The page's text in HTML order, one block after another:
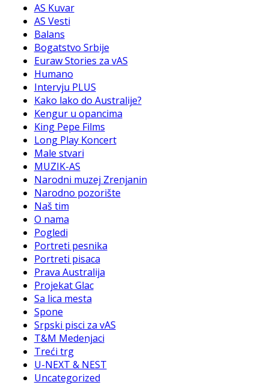
AS Kuvar
AS Vesti
Balans
Bogatstvo Srbije
Euraw Stories za vAS
Humano
Intervju PLUS
Kako lako do Australije?
Kengur u opancima
King Pepe Films
Long Play Koncert
Male stvari
MUZIK-AS
Narodni muzej Zrenjanin
Narodno pozorište
Naš tim
O nama
Pogledi
Portreti pesnika
Portreti pisaca
Prava Australija
Projekat Glac
Sa lica mesta
Spone
Srpski pisci za vAS
T&M Medenjaci
Treći trg
U-NEXT & NEST
Uncategorized